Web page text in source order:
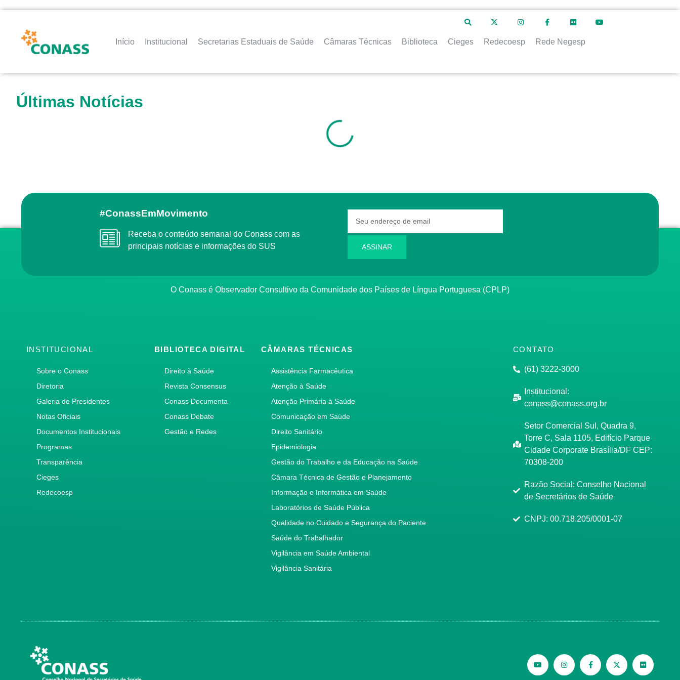
Início Institucional Secretarias Estaduais de Saúde Câmaras Técnicas Biblioteca Cieges Redecoesp Rede Negesp
Últimas Notícias
#ConassEmMovimento
Receba o conteúdo semanal do Conass com as
principais notícias e informações do SUS
ASSINAR
O Conass é Observador Consultivo da Comunidade dos Países de Língua Portuguesa (CPLP)
INSTITUCIONAL
Sobre o Conass
Diretoria
Galeria de Presidentes
Notas Oficiais
Documentos Institucionais
Programas
Transparência
Cieges
Redecoesp
BIBLIOTECA DIGITAL
Direito à Saúde
Revista Consensus
Conass Documenta
Conass Debate
Gestão e Redes
CÂMARAS TÉCNICAS
Assistência Farmacêutica
Atenção à Saúde
Atenção Primária à Saúde
Comunicação em Saúde
Direito Sanitário
Epidemiologia
Gestão do Trabalho e da Educação na Saúde
Câmara Técnica de Gestão e Planejamento
Informação e Informática em Saúde
Laboratórios de Saúde Pública
Qualidade no Cuidado e Segurança do Paciente
Saúde do Trabalhador
Vigilância em Saúde Ambiental
Vigilância Sanitária
CONTATO
(61) 3222-3000
Institucional:
conass@conass.org.br
Setor Comercial Sul, Quadra 9,
Torre C, Sala 1105, Edifício Parque
Cidade Corporate Brasília/DF CEP:
70308-200
Razão Social: Conselho Nacional
de Secretários de Saúde
CNPJ: 00.718.205/0001-07